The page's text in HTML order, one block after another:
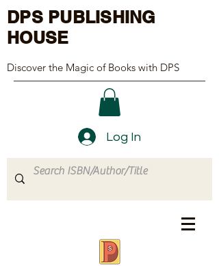
DPS PUBLISHING
HOUSE
Discover the Magic of Books with DPS
Log In